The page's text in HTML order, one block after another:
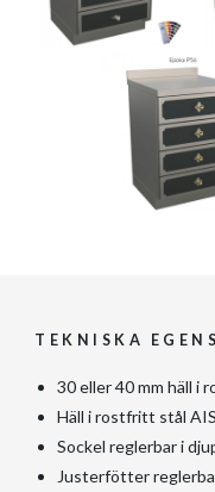
TEKNISKA
30 eller 40 mm häll i
Häll i rostfritt stål
Sockel reglerbar i
Justerfötter